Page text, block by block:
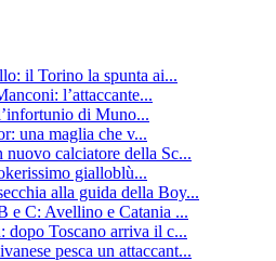
il Torino la spunta ai...
l’attaccante...
di Muno...
una maglia che v...
calciatore della Sc...
gialloblù...
alla guida della Boy...
e C: Avellino e Catania ...
dopo Toscano arriva il c...
pesca un attaccant...